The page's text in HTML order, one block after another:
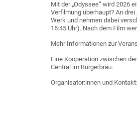
Mit der „Odyssee“ wird 2026
Verfilmung überhaupt? An
Werk und nehmen dabei
16:45 Uhr). Nach dem Film
Mehr Informationen zur
Eine Kooperation zwischen
Central im Bürgerbräu.
Organisator:innen und